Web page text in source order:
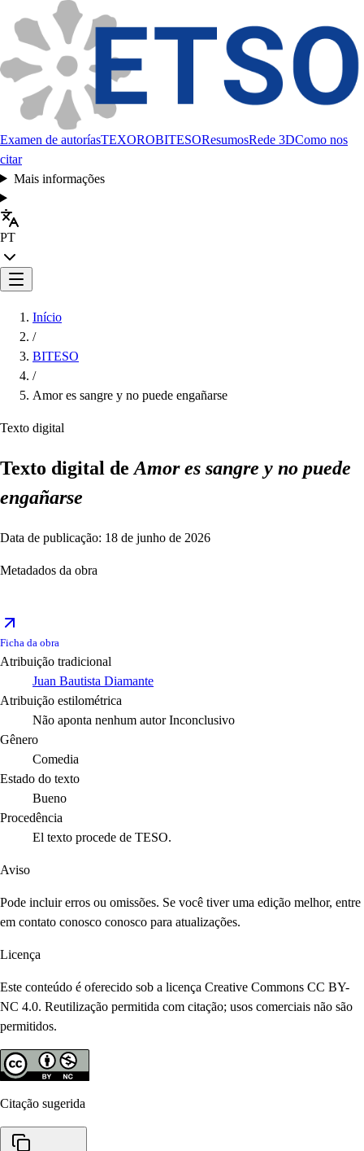
Examen de autoríasTEXOROBITESOResumosRede 3DComo nos
citar
Mais informações
PT
Início
/
BITESO
/
Amor es sangre y no puede engañarse
Texto digital
Texto digital deAmor es sangre y no puede
engañarse
Data de publicação: 18 de junho de 2026
Metadados da obra
Ficha da obra
Atribuição tradicional
Juan Bautista Diamante
Atribuição estilométrica
Não aponta nenhum autor Inconclusivo
Gênero
Comedia
Estado do texto
Bueno
Procedência
El texto procede de TESO.
Aviso
Pode incluir erros ou omissões. Se você tiver uma edição melhor, entre
em contato conosco conosco para atualizações.
Licença
Este conteúdo é oferecido sob a licença Creative Commons CC BY-
NC 4.0. Reutilização permitida com citação; usos comerciais não são
permitidos.
Citação sugerida